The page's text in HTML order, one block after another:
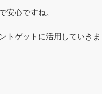
安心ですね。
トゲットに活用していきま